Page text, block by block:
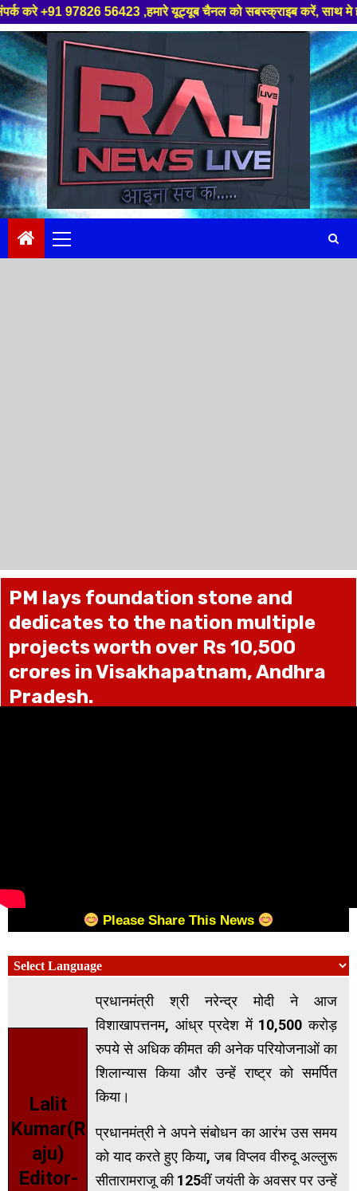
56423 ,हमारे यूट्यूब चैनल को सबस्क्राइब करें, साथ मे हमारे फेसबुक
Skip
to
content
Menu
PM lays foundation stone and
dedicates to the nation multiple
projects worth over Rs 10,500
crores in Visakhapatnam, Andhra
Pradesh.
Please Share This News
Lalit
Kumar(R
aju)
Editor-
प्रधानमंत्री श्री नरेन्द्र मोदी ने आज
विशाखापत्तनम, आंध्र प्रदेश में 10,500 करोड़
रुपये से अधिक कीमत की अनेक परियोजनाओं का
शिलान्यास किया और उन्हें राष्ट्र को समर्पित
किया।
प्रधानमंत्री ने अपने संबोधन का आरंभ उस समय
को याद करते हुए किया, जब विप्लव वीरुदू अल्लुरू
सीतारामराजू की 125वीं जयंती के अवसर पर उन्हें